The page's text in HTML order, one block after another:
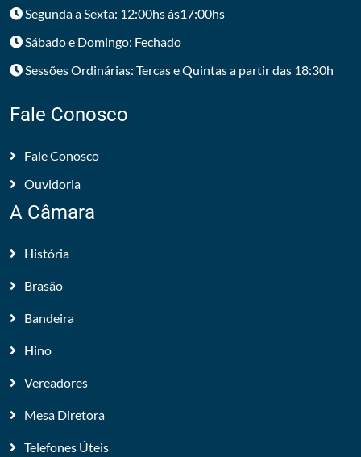
Segunda a Sexta: 12:00hs às17:00hs
Sábado e Domingo: Fechado
Sessões Ordinárias: Tercas e Quintas a partir das 18:30h
Fale Conosco
Fale Conosco
Ouvidoria
A Câmara
História
Brasão
Bandeira
Hino
Vereadores
Mesa Diretora
Telefones Úteis